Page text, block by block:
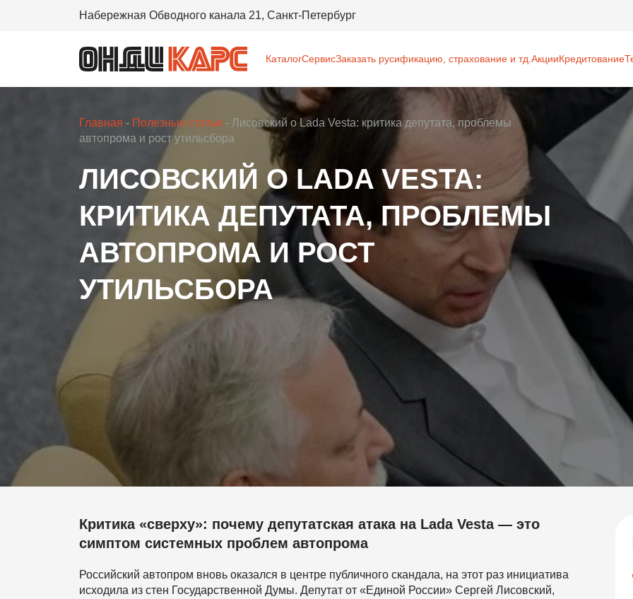
Набережная Обводного канала 21, Санкт-Петербург
КаталогСервисЗаказать русификацию, страхование и тд. АкцииКредитование
Главная Полезные статьи
Лисовский о Lada Vesta: критика депутата, проблемы
автопрома и рост утильсбора
ЛИСОВСКИЙ О LADA VESTA:
КРИТИКА ДЕПУТАТА, ПРОБЛЕМЫ
АВТОПРОМА И РОСТ
УТИЛЬСБОРА
Критика «сверху»: почему депутатская атака на Lada Vesta — это
симптом системных проблем автопрома
Российский автопром вновь оказался в центре публичного скандала, на этот раз инициатива
исходила из стен Государственной Думы. Депутат от «Единой России» Сергей Лисовский,